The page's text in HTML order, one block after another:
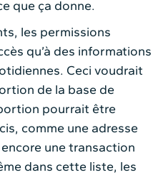
que ça donne.
les permissions
qu’à des informations
Ceci voudrait
de la base de
pourrait être
comme une adresse
une transaction
dans cette liste, les